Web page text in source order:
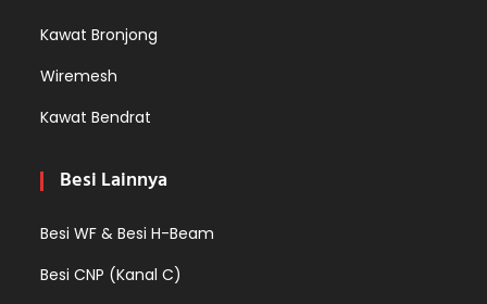
Kawat Bronjong
Wiremesh
Kawat Bendrat
Besi Lainnya
Besi WF & Besi H-Beam
Besi CNP (Kanal C)